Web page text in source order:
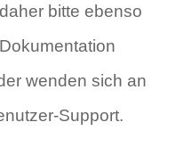
bitte ebenso
wenden sich an
Support.